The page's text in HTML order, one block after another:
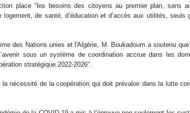
place "les besoins des citoyens au premier plan, sans
logement, de santé, d’éducation et d’accès aux utilités, seuls
des Nations unies et l'Algérie, M. Boukadoum a soutenu
sous un système de coordination accrue dans les
stratégique 2022-2026".
nécessité de la coopération qui doit prévaloir dans la lutte